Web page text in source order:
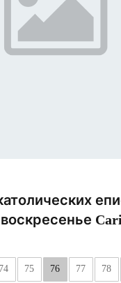
74 75 76 77 78